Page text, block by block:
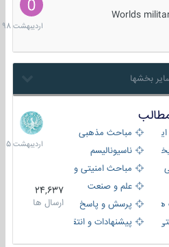
Worlds
1398
مباحث مذهبی
و مذهبیناسیونالیسم
مباحث امنیتی و اطلاعاتی
علم و صنعت
پرسش و پاسخ
پیشنهادات و انتقادات
24,637
ارسال ها
8
1405